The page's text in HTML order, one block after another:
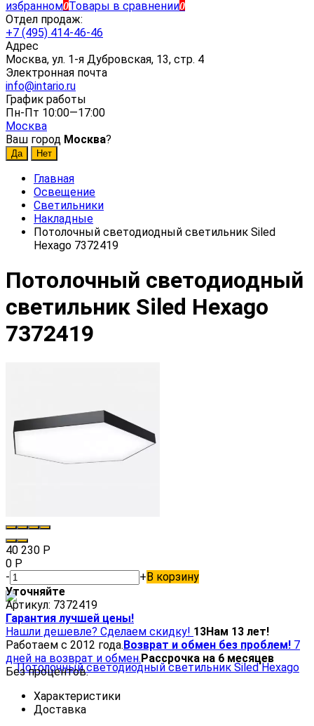
избранном0Товары в сравнении0
Отдел продаж:
+7 (495) 414-46-46
Адрес
Москва, ул. 1-я Дубровская, 13, стр. 4
Электронная почта
info@intario.ru
График работы
Пн-Пт 10:00—17:00
Москва
Ваш город Москва?
Главная
Освещение
Светильники
Накладные
Потолочный светодиодный светильник Siled
Hexago 7372419
Потолочный светодиодный
светильник Siled Hexago
7372419
40 230 Р
0 Р
-
+В корзину
Уточняйте
Артикул: 7372419
Гарантия лучшей цены!
Нашли дешевле? Сделаем скидку! 13Нам 13 лет!
Работаем с 2012 года.Возврат и обмен без проблем! 7
дней на возврат и обмен.Рассрочка на 6 месяцев
Без процентов.
Характеристики
Доставка